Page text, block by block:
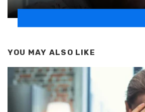
YOU MAY ALSO LIKE